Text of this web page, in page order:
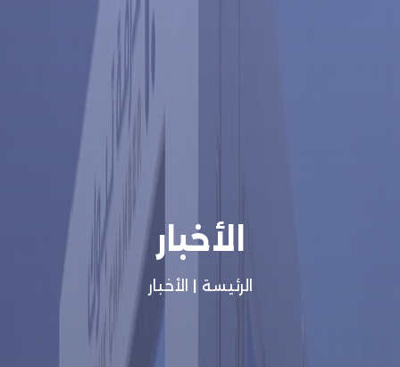
الأخبار
الرئيسة الأخبار